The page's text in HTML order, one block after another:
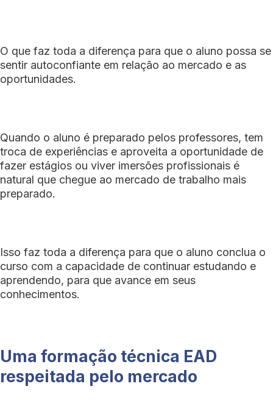
O que faz toda a diferença para que o aluno possa se
sentir autoconfiante em relação ao mercado e as
oportunidades.
Quando o aluno é preparado pelos professores, tem
troca de experiências e aproveita a oportunidade de
fazer estágios ou viver imersões profissionais é
natural que chegue ao mercado de trabalho mais
preparado.
Isso faz toda a diferença para que o aluno conclua o
curso com a capacidade de continuar estudando e
aprendendo, para que avance em seus
conhecimentos.
Uma formação técnica EAD
respeitada pelo mercado